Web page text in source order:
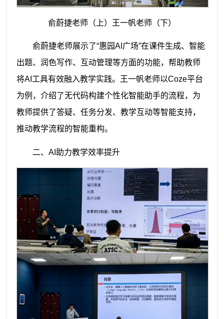
俞蔚捷老师（上）王一帆老师（下）
俞蔚捷老师展示了“惠园AI广场”在课件生成、智能
出题、润色写作、互动管理等方面的功能，帮助教师
将AI工具有效融入教学实践。王一帆老师以Coze平台
为例，介绍了无代码构建个性化智能助手的流程，为
教师提供了答疑、任务分发、教学互动等智能支持，
推动教学流程的智能重构。
二、AI助力教学效率提升